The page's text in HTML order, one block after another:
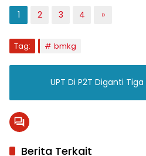
1 2 3 4 »
Tag: bmkg
UPT Di P2T Diganti
Berita Terkait